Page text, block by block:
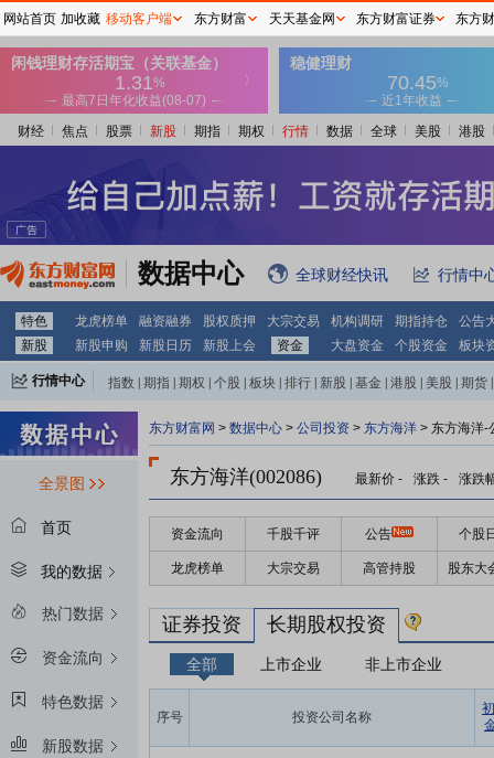
财经 焦点 股票 新股 期指 期权 行情 数据 全球 美股 港股
数据中心 全球财经快讯 行情中
特色 龙虎榜单 融资融券 股权质押 大宗交易 机构调研 期指持仓
公告
新股
新股申购 新股日历 新股上会 资金 大盘资金 个股资金 板块
行情中心 指数 期指 期权 个股 板块 排行 新股 基金 港股 美股 期货
全景图
首页
我的数据
热门数据
资金流向
特色数据
新股数据
东方财富网 > 数据中心 > 公司投资 > 东方海洋 > 东方海洋-
东方海洋(002086) 最新价 - 涨跌 - 涨跌
资金流向 千股千评 公告 个股
龙虎榜单 大宗交易 高管持股 股东大
证券投资 长期股权投资
全部 上市企业 非上市企业
序号 投资公司名称
网站首页 加收藏 移动客户端 东方财富 天天基金网 东方财富证券 东方